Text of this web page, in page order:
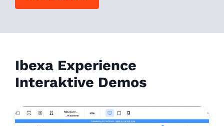
Ibexa Experience
Interaktive Demos